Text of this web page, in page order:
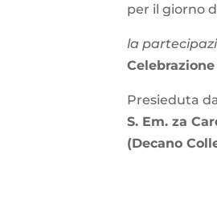
per il giorno
la
Presieduta
S. Em. za
(Decano